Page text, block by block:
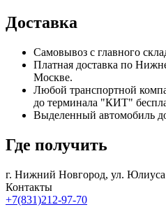
Доставка
Самовывоз с главного
Платная доставка по
Москве.
Любой транспортной
до терминала "КИТ"
Выделенный автомобиль
Где получить
г. Нижний Новгород, ул.
Контакты
+7(831)212-97-70